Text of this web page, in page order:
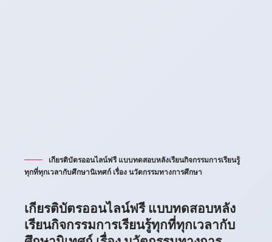
เกียรติบัตรออนไลน์ฟรี แบบทดสอบหลังเรียนกิจกรรมการเรียนรู้
ทุกที่ทุกเวลากับศึกษานิเทศก์ เรื่อง นวัตกรรมทางการศึกษา
เกียรติบัตรออนไลน์ฟรี แบบทดสอบหลัง
เรียนกิจกรรมการเรียนรู้ทุกที่ทุกเวลากับ